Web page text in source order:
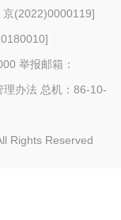
(2022)0000119]
]
举报邮箱：
理办法 总机：86-10-
Rights Reserved